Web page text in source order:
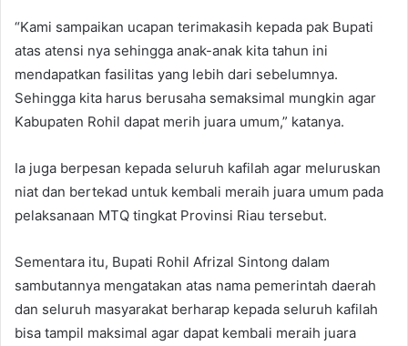
“Kami sampaikan ucapan terimakasih kepada pak Bupati
atas atensi nya sehingga anak-anak kita tahun ini
mendapatkan fasilitas yang lebih dari sebelumnya.
Sehingga kita harus berusaha semaksimal mungkin agar
Kabupaten Rohil dapat merih juara umum,” katanya.
Ia juga berpesan kepada seluruh kafilah agar meluruskan
niat dan bertekad untuk kembali meraih juara umum pada
pelaksanaan MTQ tingkat Provinsi Riau tersebut.
Sementara itu, Bupati Rohil Afrizal Sintong dalam
sambutannya mengatakan atas nama pemerintah daerah
dan seluruh masyarakat berharap kepada seluruh kafilah
bisa tampil maksimal agar dapat kembali meraih juara